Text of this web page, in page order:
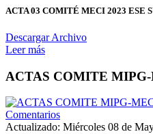
ACTA 03 COMITÉ MECI 2023 ESE
Descargar Archivo
Leer más
ACTAS COMITE
Comentarios
Actualizado: Miércoles 08 de